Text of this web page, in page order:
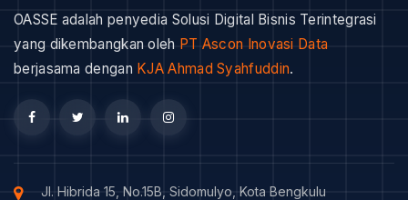
OASSE adalah penyedia Solusi Digital Bisnis Terintegrasi
yang dikembangkan oleh PT Ascon Inovasi Data
berjasama dengan KJA Ahmad Syahfuddin.
Jl. Hibrida 15, No.15B, Sidomulyo, Kota Bengkulu